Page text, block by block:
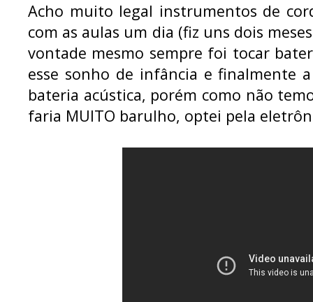
Acho muito legal instrumentos de
com as aulas um dia (fiz uns dois
vontade mesmo sempre foi tocar
esse sonho de infância e finalmente
bateria acústica, porém como não
faria MUITO barulho, optei pela